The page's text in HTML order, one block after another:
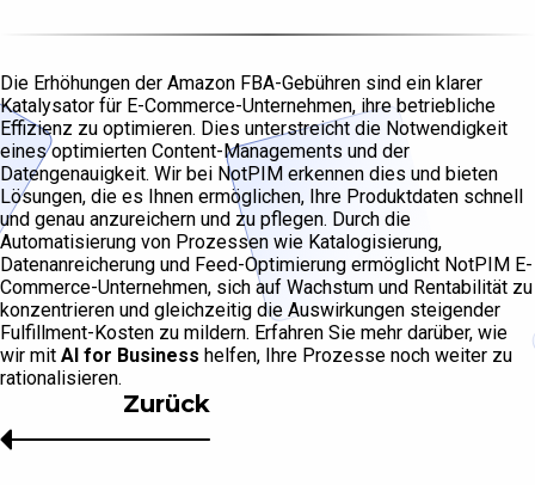
Die Erhöhungen der Amazon FBA-Gebühren sind ein klarer
Katalysator für E-Commerce-Unternehmen, ihre betriebliche
Effizienz zu optimieren. Dies unterstreicht die Notwendigkeit
eines optimierten Content-Managements und der
Datengenauigkeit. Wir bei NotPIM erkennen dies und bieten
Lösungen, die es Ihnen ermöglichen, Ihre Produktdaten schnell
und genau anzureichern und zu pflegen. Durch die
Automatisierung von Prozessen wie Katalogisierung,
Datenanreicherung und Feed-Optimierung ermöglicht NotPIM E-
Commerce-Unternehmen, sich auf Wachstum und Rentabilität zu
konzentrieren und gleichzeitig die Auswirkungen steigender
Fulfillment-Kosten zu mildern. Erfahren Sie mehr darüber, wie
wir mit AI for Business helfen, Ihre Prozesse noch weiter zu
rationalisieren.
Zurück